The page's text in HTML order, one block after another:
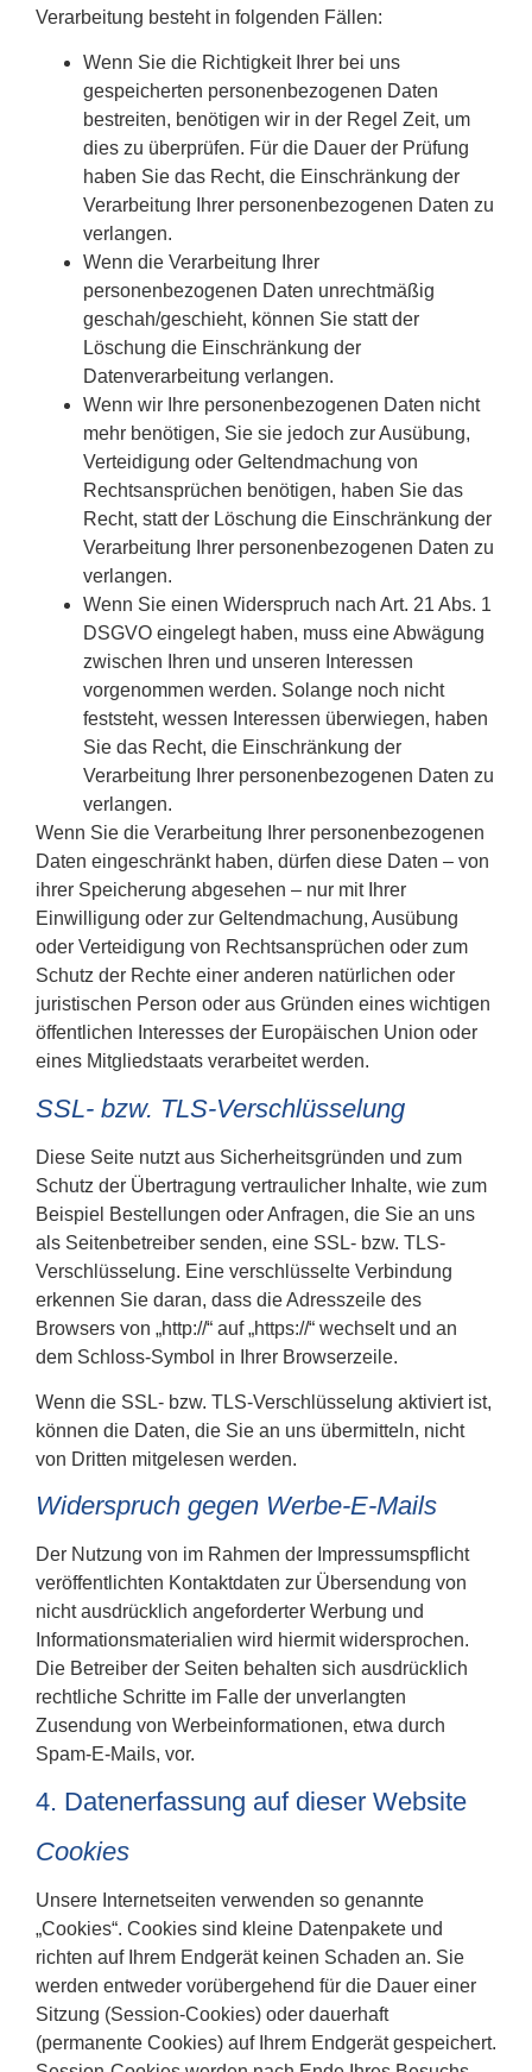
Verarbeitung besteht in folgenden Fällen:
Wenn Sie die Richtigkeit Ihrer bei uns
gespeicherten personenbezogenen Daten
bestreiten, benötigen wir in der Regel Zeit, um
dies zu überprüfen. Für die Dauer der Prüfung
haben Sie das Recht, die Einschränkung der
Verarbeitung Ihrer personenbezogenen Daten zu
verlangen.
Wenn die Verarbeitung Ihrer
personenbezogenen Daten unrechtmäßig
geschah/geschieht, können Sie statt der
Löschung die Einschränkung der
Datenverarbeitung verlangen.
Wenn wir Ihre personenbezogenen Daten nicht
mehr benötigen, Sie sie jedoch zur Ausübung,
Verteidigung oder Geltendmachung von
Rechtsansprüchen benötigen, haben Sie das
Recht, statt der Löschung die Einschränkung der
Verarbeitung Ihrer personenbezogenen Daten zu
verlangen.
Wenn Sie einen Widerspruch nach Art. 21 Abs. 1
DSGVO eingelegt haben, muss eine Abwägung
zwischen Ihren und unseren Interessen
vorgenommen werden. Solange noch nicht
feststeht, wessen Interessen überwiegen, haben
Sie das Recht, die Einschränkung der
Verarbeitung Ihrer personenbezogenen Daten zu
verlangen.
Wenn Sie die Verarbeitung Ihrer personenbezogenen
Daten eingeschränkt haben, dürfen diese Daten – von
ihrer Speicherung abgesehen – nur mit Ihrer
Einwilligung oder zur Geltendmachung, Ausübung
oder Verteidigung von Rechtsansprüchen oder zum
Schutz der Rechte einer anderen natürlichen oder
juristischen Person oder aus Gründen eines wichtigen
öffentlichen Interesses der Europäischen Union oder
eines Mitgliedstaats verarbeitet werden.
SSL- bzw. TLS-Verschlüsselung
Diese Seite nutzt aus Sicherheitsgründen und zum
Schutz der Übertragung vertraulicher Inhalte, wie zum
Beispiel Bestellungen oder Anfragen, die Sie an uns
als Seitenbetreiber senden, eine SSL- bzw. TLS-
Verschlüsselung. Eine verschlüsselte Verbindung
erkennen Sie daran, dass die Adresszeile des
Browsers von „http://“ auf „https://“ wechselt und an
dem Schloss-Symbol in Ihrer Browserzeile.
Wenn die SSL- bzw. TLS-Verschlüsselung aktiviert ist,
können die Daten, die Sie an uns übermitteln, nicht
von Dritten mitgelesen werden.
Widerspruch gegen Werbe-E-Mails
Der Nutzung von im Rahmen der Impressumspflicht
veröffentlichten Kontaktdaten zur Übersendung von
nicht ausdrücklich angeforderter Werbung und
Informationsmaterialien wird hiermit widersprochen.
Die Betreiber der Seiten behalten sich ausdrücklich
rechtliche Schritte im Falle der unverlangten
Zusendung von Werbeinformationen, etwa durch
Spam-E-Mails, vor.
4. Datenerfassung auf dieser Website
Cookies
Unsere Internetseiten verwenden so genannte
„Cookies“. Cookies sind kleine Datenpakete und
richten auf Ihrem Endgerät keinen Schaden an. Sie
werden entweder vorübergehend für die Dauer einer
Sitzung (Session-Cookies) oder dauerhaft
(permanente Cookies) auf Ihrem Endgerät gespeichert.